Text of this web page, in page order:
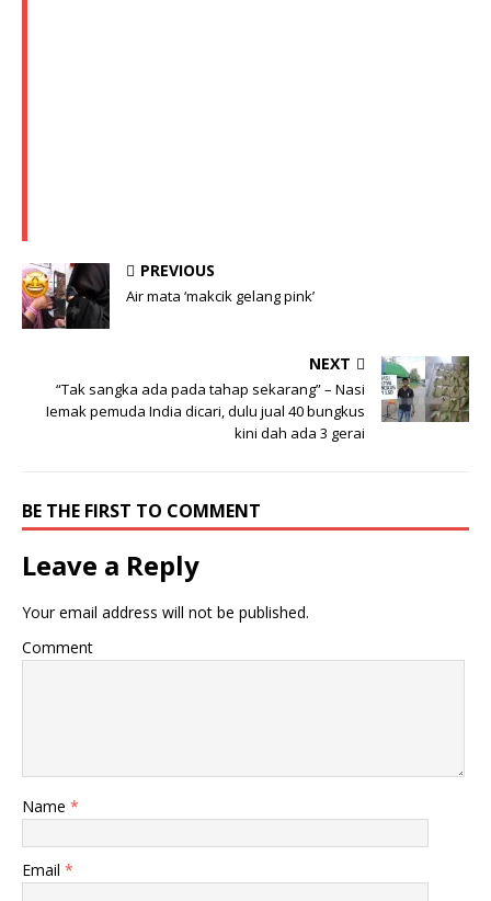
PREVIOUS
Air mata ‘makcik gelang pink’
NEXT
“Tak sangka ada pada tahap sekarang” – Nasi
Iemak pemuda India dicari, dulu jual 40 bungkus
kini dah ada 3 gerai
BE THE FIRST TO COMMENT
Leave a Reply
Your email address will not be published.
Comment
Name *
Email *